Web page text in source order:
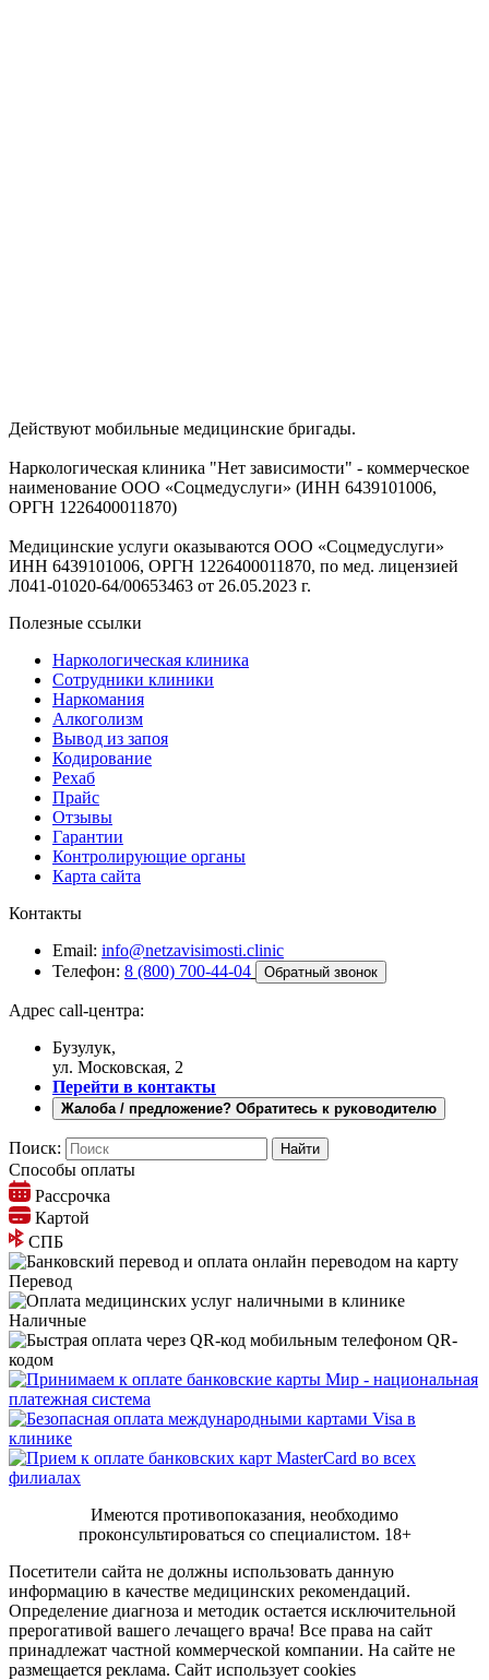
Действуют мобильные медицинские бригады.
Наркологическая клиника "Нет зависимости" - коммерческое
наименование ООО «Соцмедуслуги» (ИНН 6439101006,
ОРГН 1226400011870)
Медицинские услуги оказываются ООО «Соцмедуслуги»
ИНН 6439101006, ОРГН 1226400011870, по мед. лицензией
Л041-01020-64/00653463 от 26.05.2023 г.
Полезные ссылки
Наркологическая клиника
Сотрудники клиники
Наркомания
Алкоголизм
Вывод из запоя
Кодирование
Рехаб
Прайс
Отзывы
Гарантии
Контролирующие органы
Карта сайта
Контакты
Email: info@netzavisimosti.clinic
Телефон: 8 (800) 700-44-04 Обратный звонок
Адрес call-центра:
Бузулук,
ул. Московская, 2
Перейти в контакты
Жалоба / предложение? Обратитесь к руководителю
Поиск:
Способы оплаты
Рассрочка
Картой
СПБ
Перевод
Наличные
QR-
кодом
Имеются противопоказания, необходимо
проконсультироваться со специалистом. 18+
Посетители сайта не должны использовать данную
информацию в качестве медицинских рекомендаций.
Определение диагноза и методик остается исключительной
прерогативой вашего лечащего врача! Все права на сайт
принадлежат частной коммерческой компании. На сайте не
размещается реклама. Сайт использует cookies